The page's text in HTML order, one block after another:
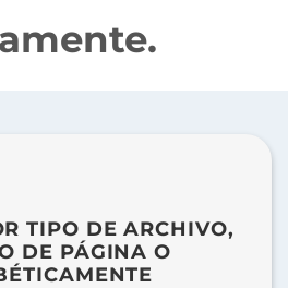
TIPO DE ARCHIVO,
DE PÁGINA O